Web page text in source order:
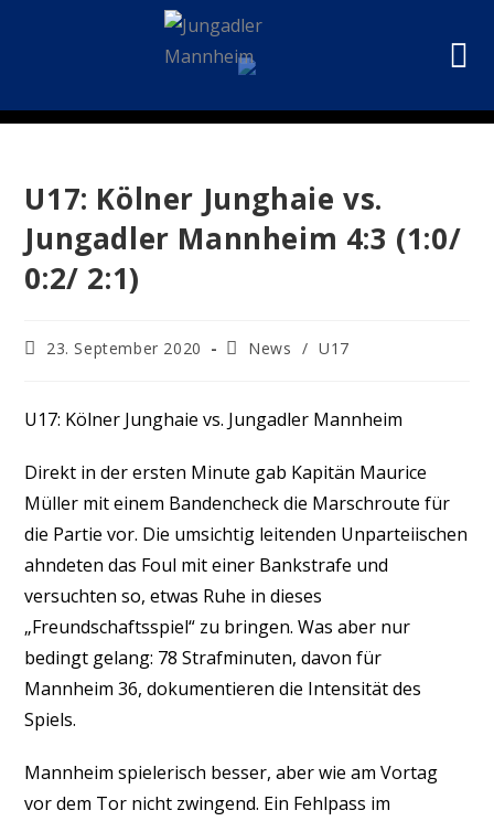
U17: Kölner Junghaie vs.
Jungadler Mannheim 4:3 (1:0/
0:2/ 2:1)
23. September 2020 News / U17
U17: Kölner Junghaie vs. Jungadler Mannheim
Direkt in der ersten Minute gab Kapitän Maurice
Müller mit einem Bandencheck die Marschroute für
die Partie vor. Die umsichtig leitenden Unparteiischen
ahndeten das Foul mit einer Bankstrafe und
versuchten so, etwas Ruhe in dieses
„Freundschaftsspiel“ zu bringen. Was aber nur
bedingt gelang: 78 Strafminuten, davon für
Mannheim 36, dokumentieren die Intensität des
Spiels.
Mannheim spielerisch besser, aber wie am Vortag
vor dem Tor nicht zwingend. Ein Fehlpass im